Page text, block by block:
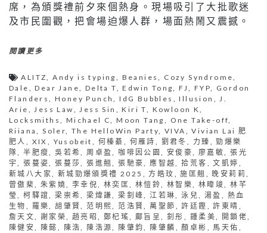
席，為頒獎禮前夕來個熱身。現場吸引了大批歌迷
及市民圍觀，把會場迫爆人群，場面熱鬧又震撼。
閱讀更多
ALITZ,Andy is typing , Beanies, Cozy Syndrome,
Dale ,Dear Jane, Delta T,Edwin Tong,FJ, FYP, Gordon
Flanders,Honey Punch,IdG Bubbles ,Illusion ,J.
Arie ,Jess Law ,Jess Sin ,Kiri T, Kowloon K,
Locksmiths, Michael C,Moon Tang , One Take-off,
Riiana,Soler,The HelloWin Party,VIVA ,Vivian Lai 肥
肥人 , XIX , Yusobeit , 何榛綦 , 何雁詩 , 劉君冬 , 力臻 ,勁爆樂
隊,半肥瘦,吳若希,周卓盈, 咖啡因公園,安俊豪,廖嘉敏,張光
宇,張蔓姿,張蔓莎,張進翹,張馳豪,應智越,拾荒客 ,文凱婷 ,
新城八大家, 新城勁爆頒獎禮 2025 ,方皓玟 ,施匡翹 , 晚安莉莉,
曾傲棐,朱紫嬈,李幸倪,林奕匡,林愷鈴,林智樂,林暐竣,林芊
瑩,柯驛誼,梁崇希,梁煒謙,梁釗峰,江若琳,泳兒, 湯盈 , 熱血
生物 , 羅樂,胡肇賢,范明熙,范浩賢,萬聖節 ,許廷鏗 ,許東晴 ,
詹天文,謝家榮,趙亮昭,鄭杞瑤,鄺旨呈,釗彤 , 鍾柔美, 開鎖佬,
陳健安, 陳懿 , 陳浩, 陳浩源, 陳肇鈞, 陳肇麟 ,顏卓彬 , 馬天佑 ,